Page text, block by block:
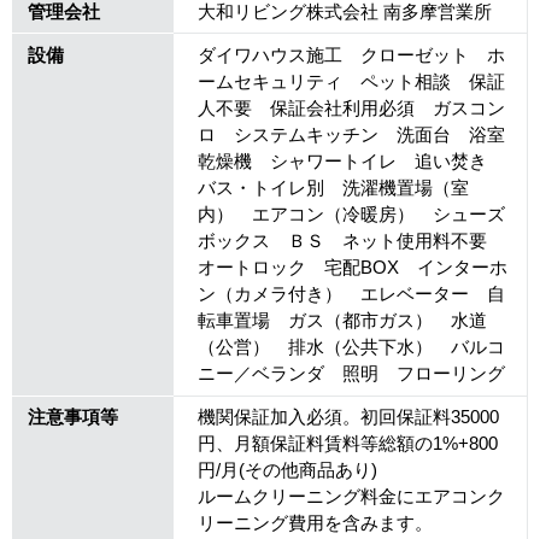
管理会社 大和リビング株式会社 南多摩営業所
設備
ダイワハウス施工 クローゼット ホ
ームセキュリティ ペット相談 保証
人不要 保証会社利用必須 ガスコン
ロ システムキッチン 洗面台 浴室
乾燥機 シャワートイレ 追い焚き
バス・トイレ別 洗濯機置場（室
内） エアコン（冷暖房） シューズ
ボックス ＢＳ ネット使用料不要
オートロック 宅配BOX インターホ
ン（カメラ付き） エレベーター 自
転車置場 ガス（都市ガス） 水道
（公営） 排水（公共下水） バルコ
ニー／ベランダ 照明 フローリング
注意事項等
機関保証加入必須。初回保証料35000
円、月額保証料賃料等総額の1%+800
円/月(その他商品あり)
ルームクリーニング料金にエアコンク
リーニング費用を含みます。